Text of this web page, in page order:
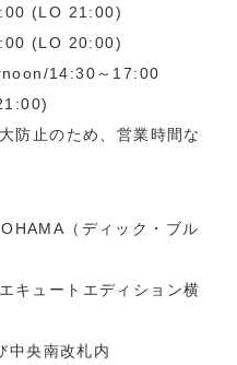
(LO 21:00)
(LO 20:00)
14:30～17:00
防止のため、営業時間な
（ディック・ブル
キュートエディション横
中央南改札内